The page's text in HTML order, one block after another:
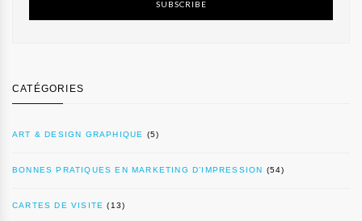
SUBSCRIBE
CATÉGORIES
ART & DESIGN GRAPHIQUE (5)
BONNES PRATIQUES EN MARKETING D’IMPRESSION (54)
CARTES DE VISITE (13)